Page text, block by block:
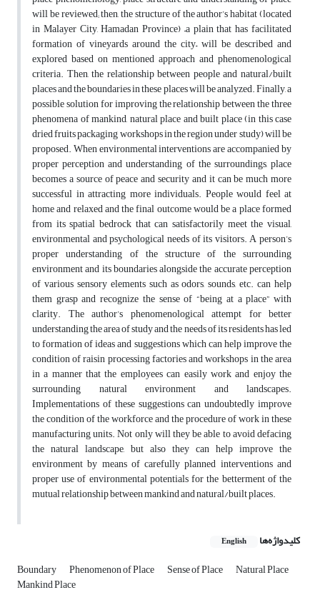
will be reviewed; then, the structure of the author’s habitat (located
in Malayer City, Hamadan Province) –a plain that has facilitated
formation of vineyards around the city– will be described and
explored based on mentioned approach and phenomenological
criteria. Then, the relationship between people and natural/built
places and the boundaries in these places will be analyzed. Finally, a
possible solution for improving the relationship between the three
phenomena of mankind, natural place and built place (in this case
dried fruits packaging workshops in the region under study) will be
proposed. When environmental interventions are accompanied by
proper perception and understanding of the surroundings, place
becomes a source of peace and security and it can be much more
successful in attracting more individuals. People would feel at
home and relaxed and the final outcome would be a place formed
from its spatial bedrock that can satisfactorily meet the visual,
environmental and psychological needs of its visitors. A person’s
proper understanding of the structure of the surrounding
environment and its boundaries alongside the accurate perception
of various sensory elements such as odors, sounds, etc. can help
them grasp and recognize the sense of “being at a place” with
clarity. The author’s phenomenological attempt for better
understanding the area of study and the needs of its residents has led
to formation of ideas and suggestions which can help improve the
condition of raisin processing factories and workshops in the area
in a manner that the employees can easily work and enjoy the
surrounding natural environment and landscapes.
Implementations of these suggestions can undoubtedly improve
the condition of the workforce and the procedure of work in these
manufacturing units. Not only will they be able to avoid defacing
the natural landscape, but also they can help improve the
environment by means of carefully planned interventions and
proper use of environmental potentials for the betterment of the
mutual relationship between mankind and natural/built places.
کلیدواژه‌ها English
Boundary Phenomenon of Place Sense of Place Natural Place
Mankind Place